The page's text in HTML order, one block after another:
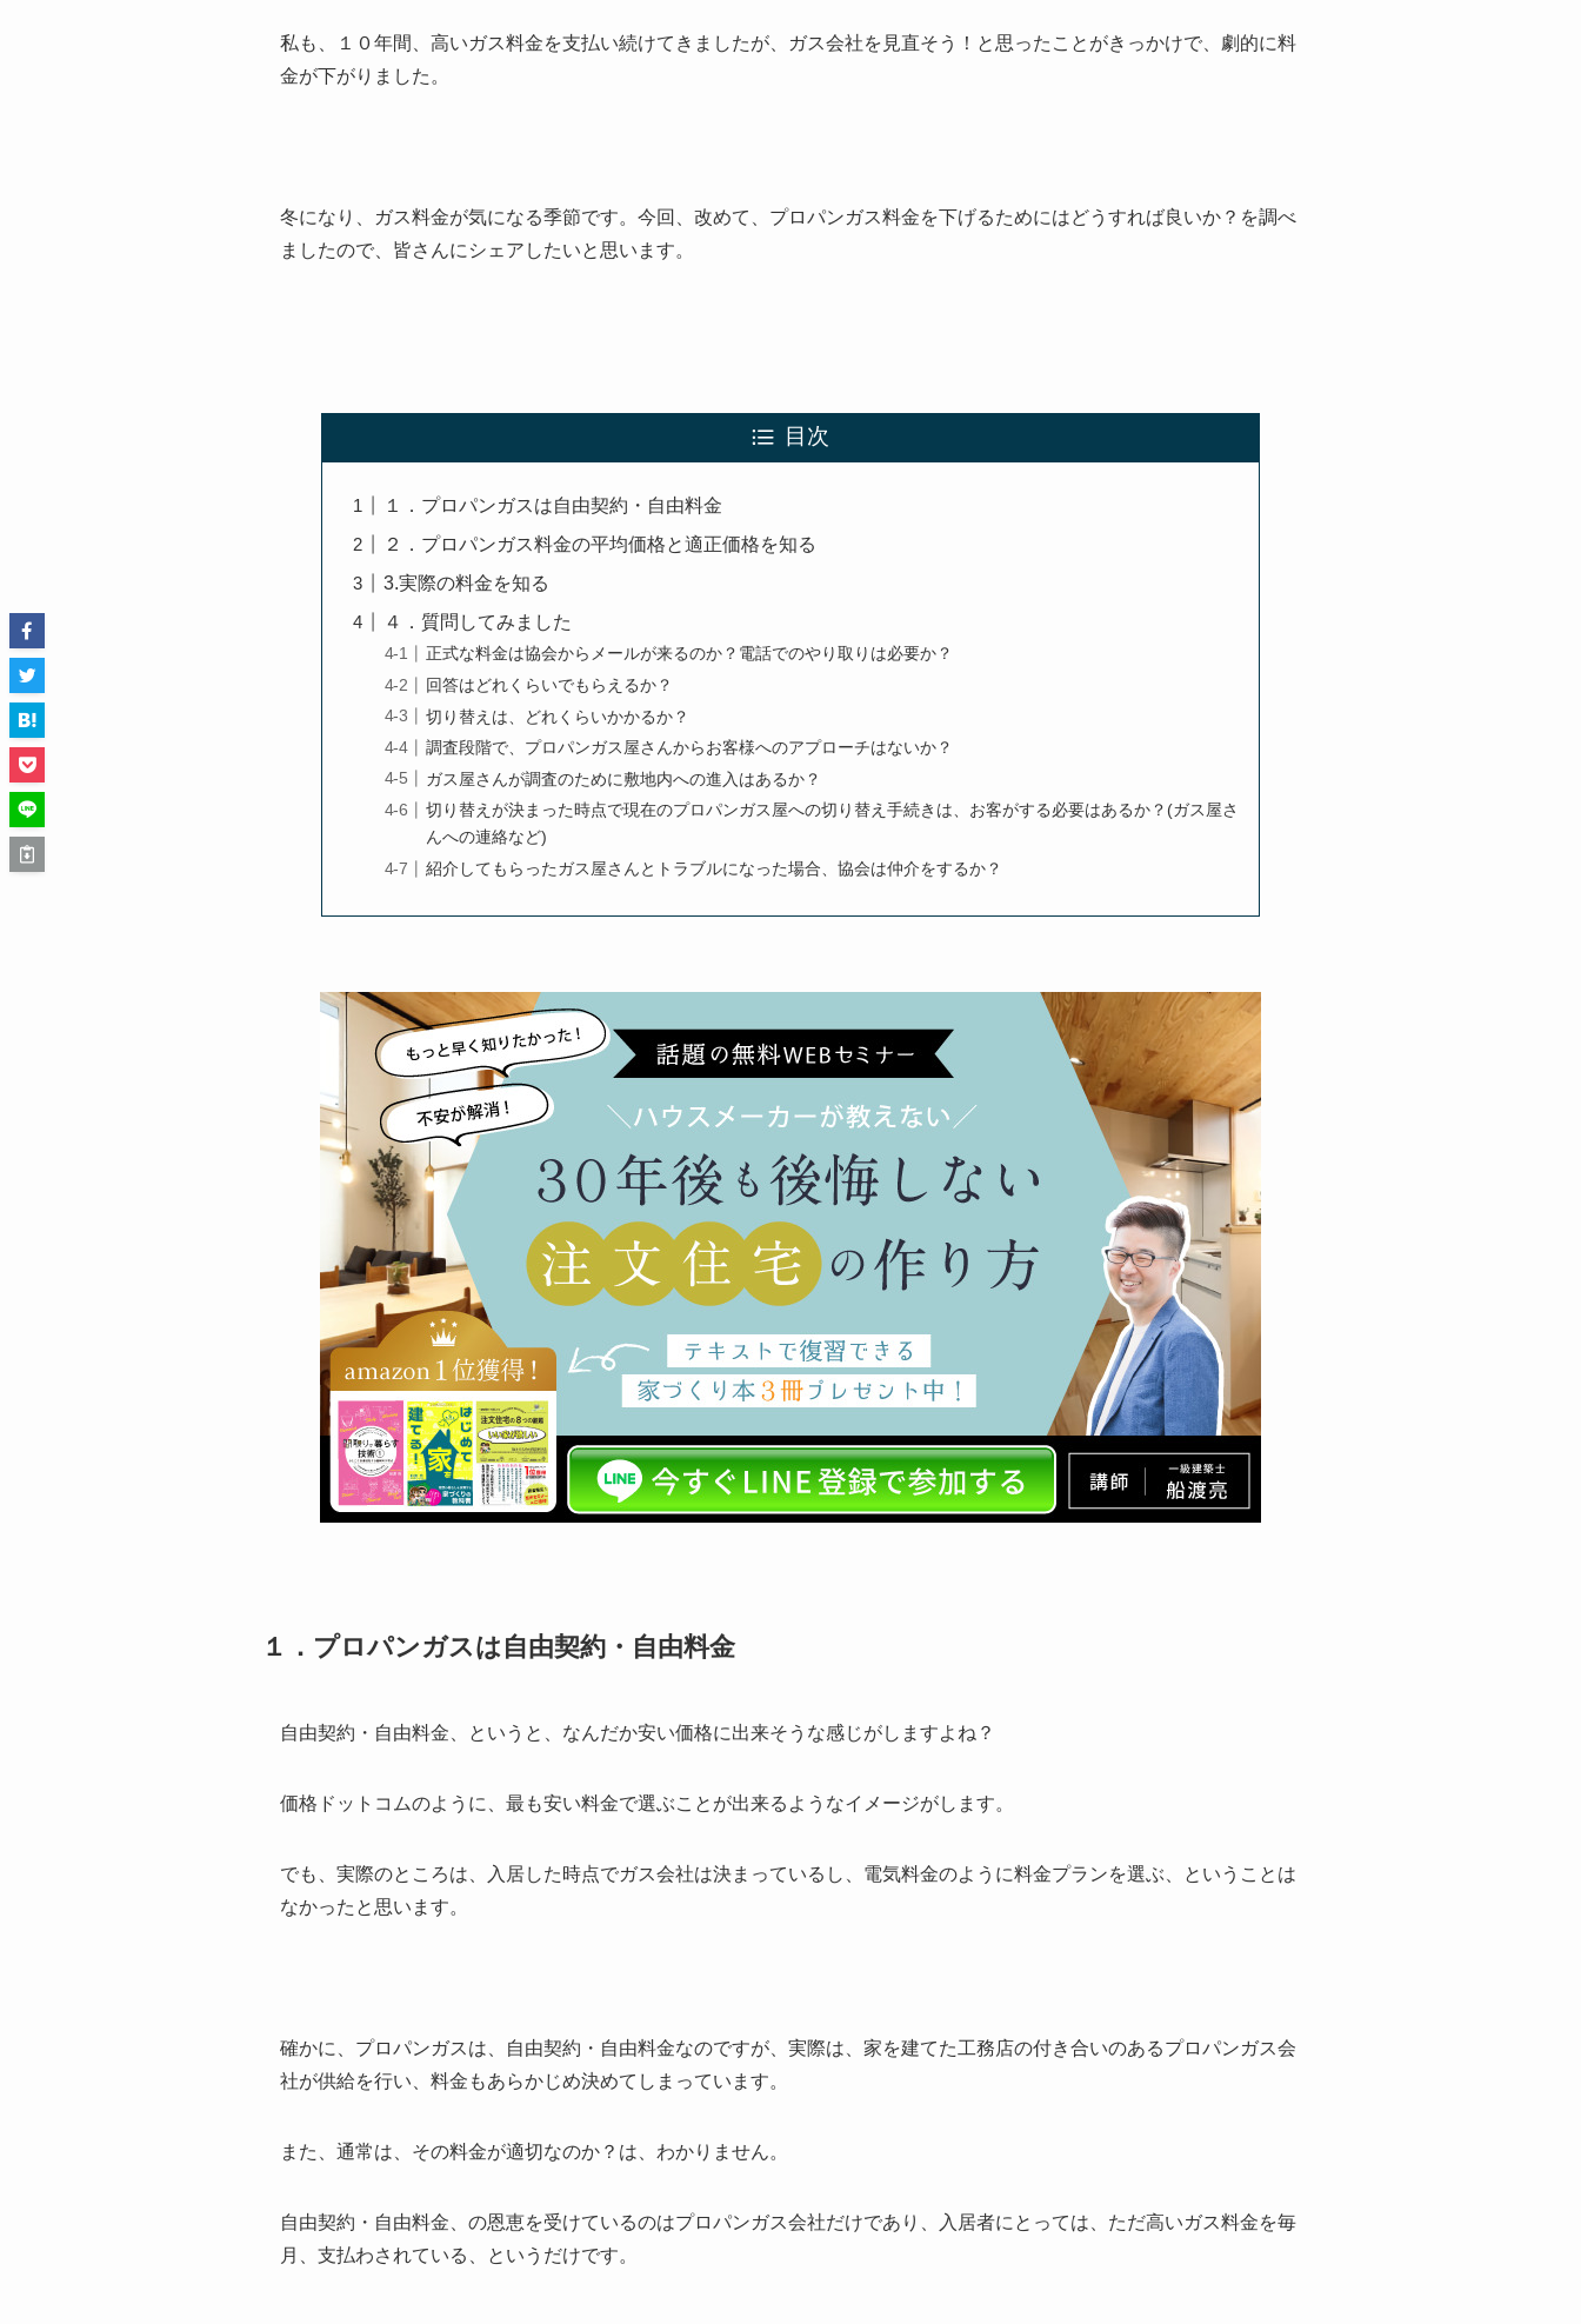
私も、１０年間、高いガス料金を支払い続けてきましたが、ガス会社を見直そう！と思ったことがきっかけで、劇的に料
金が下がりました。
冬になり、ガス料金が気になる季節です。今回、改めて、プロパンガス料金を下げるためにはどうすれば良いか？を調べ
ましたので、皆さんにシェアしたいと思います。
目次
１．プロパンガスは自由契約・自由料金
２．プロパンガス料金の平均価格と適正価格を知る
3.実際の料金を知る
４．質問してみました
正式な料金は協会からメールが来るのか？電話でのやり取りは必要か？
回答はどれくらいでもらえるか？
切り替えは、どれくらいかかるか？
調査段階で、プロパンガス屋さんからお客様へのアプローチはないか？
ガス屋さんが調査のために敷地内への進入はあるか？
切り替えが決まった時点で現在のプロパンガス屋への切り替え手続きは、お客がする必要はあるか？(ガス屋さ
んへの連絡など)
紹介してもらったガス屋さんとトラブルになった場合、協会は仲介をするか？
１．プロパンガスは自由契約・自由料金
自由契約・自由料金、というと、なんだか安い価格に出来そうな感じがしますよね？
価格ドットコムのように、最も安い料金で選ぶことが出来るようなイメージがします。
でも、実際のところは、入居した時点でガス会社は決まっているし、電気料金のように料金プランを選ぶ、ということは
なかったと思います。
確かに、プロパンガスは、自由契約・自由料金なのですが、実際は、家を建てた工務店の付き合いのあるプロパンガス会
社が供給を行い、料金もあらかじめ決めてしまっています。
また、通常は、その料金が適切なのか？は、わかりません。
自由契約・自由料金、の恩恵を受けているのはプロパンガス会社だけであり、入居者にとっては、ただ高いガス料金を毎
月、支払わされている、というだけです。